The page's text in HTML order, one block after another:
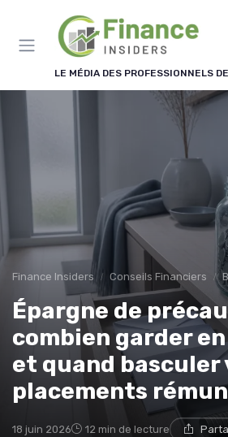
LE MÉDIA DES PROFESSIONNELS
Finance Insiders Conseils Financiers
Épargne de
combien garder
et quand basculer
placements
18 juin 2026 12 min de lecture